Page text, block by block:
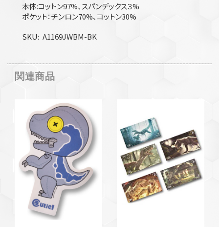
本体:コットン97%、スパンデックス３%
ポケット：チンロン70%、コットン30%
SKU A1169JWBM-BK
関連商品